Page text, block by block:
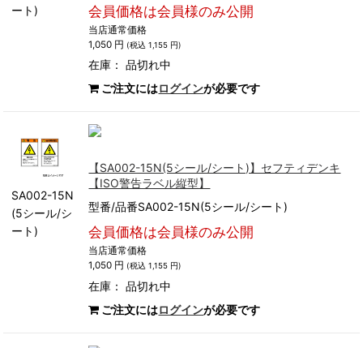
ート)
会員価格は会員様のみ公開
当店通常価格
1,050 円 (税込 1,155 円)
在庫：品切れ中
ご注文にはログインが必要です
SA002-15N
(5シール/シ
ート)
【SA002-15N(5シール/シート)】セフティデンキ
【ISO警告ラベル縦型】
型番/品番SA002-15N(5シール/シート)
会員価格は会員様のみ公開
当店通常価格
1,050 円 (税込 1,155 円)
在庫：品切れ中
ご注文にはログインが必要です